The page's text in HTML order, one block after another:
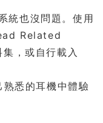
也沒問題。使用
Related
，或自行載入
悉的耳機中體驗